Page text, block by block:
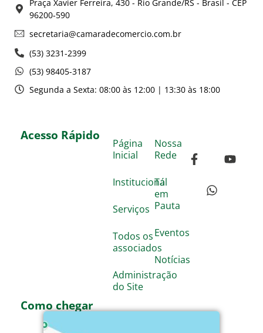
Praça Xavier Ferreira, 430 - Rio Grande/RS - Brasil - CEP
96200-590
secretaria@camaradecomercio.com.br
(53) 3231-2399
(53) 98405-3187
Segunda a Sexta: 08:00 às 12:00 | 13:30 às 18:00
Acesso Rápido
Página
Inicial
Institucional
Serviços
Todos os
associados
Administração
do Site
Nossa
Rede
Tá
em
Pauta
Eventos
Notícias
Como chegar